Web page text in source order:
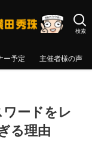
検索
ー予定 主催者様の声
ードをレ
る理由